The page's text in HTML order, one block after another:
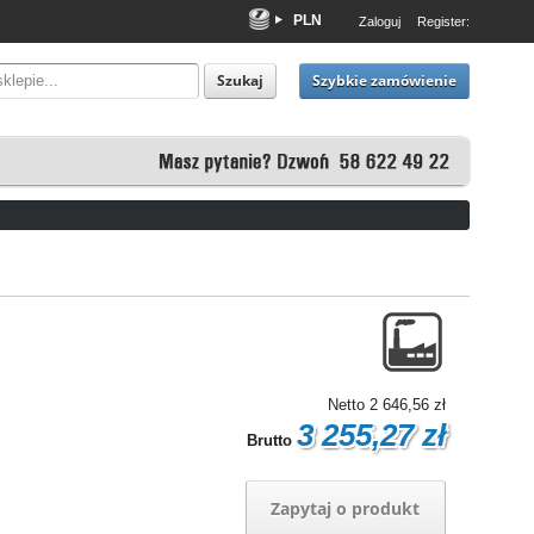
PLN
EUR
USD
Zaloguj Register:
Szukaj Szybkie zamówienie
Netto 2 646,56 zł
Brutto 3 255,27 zł
Zapytaj o produkt